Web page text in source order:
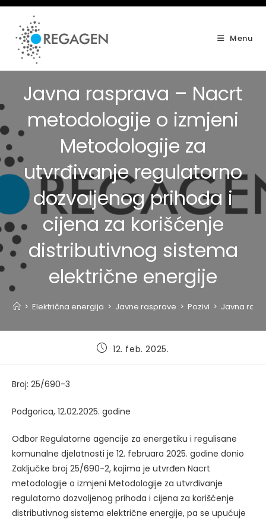
Skip
content
Menu
Javna rasprava – Nacrt
metodologije o izmjeni
Metodologije za
utvrđivanje regulatorno
dozvoljenog prihoda i
cijena za korišćenje
distributivnog sistema
električne energije
> Električna energija > Javne rasprave > Pozivi > Javna
Post12. feb. 2025.
Broj: 25/690-3
Podgorica, 12.02.2025. godine
Odbor Regulatorne agencije za energetiku i regulisane
komunalne djelatnosti je 12. februara 2025. godine donio
Zaključke broj 25/690-2, kojima je utvrđen Nacrt
metodologije o izmjeni Metodologije za utvrđivanje
regulatorno dozvoljenog prihoda i cijena za korišćenje
distributivnog sistema električne energije, pa se upućuje